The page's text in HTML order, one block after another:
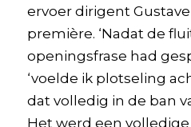
ervoer dirigent
première. ‘Nadat de
openingsfrase had
‘voelde ik plotseling
dat volledig in de ban
Het werd een